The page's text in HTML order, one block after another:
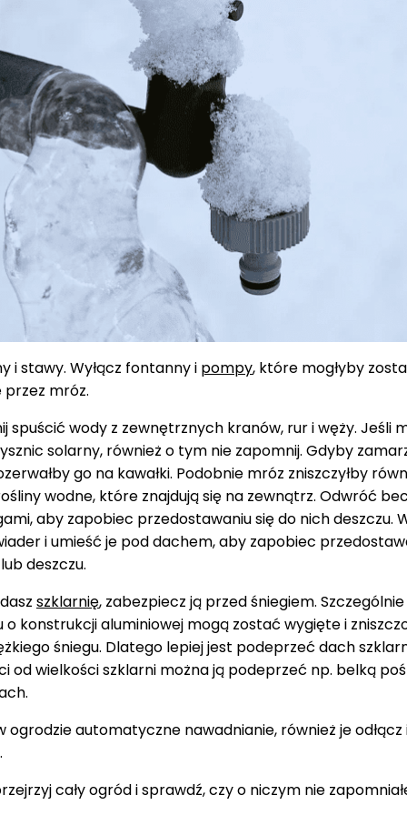
i stawy. Wyłącz fontanny i pompy, które mogłyby
przez mróz.
spuścić wody z zewnętrznych kranów, rur i węży. Jeśli
solarny, również o tym nie zapomnij. Gdyby
go na kawałki. Podobnie mróz zniszczyłby
wodne, które znajdują się na zewnątrz. Odwróć
aby zapobiec przedostawaniu się do nich deszczu.
i umieść je pod dachem, aby zapobiec
deszczu.
szklarnię, zabezpiecz ją przed śniegiem.
o konstrukcji aluminiowej mogą zostać wygięte i
śniegu. Dlatego lepiej jest podeprzeć dach
od wielkości szklarni można ją podeprzeć np. belką
ogrodzie automatyczne nawadnianie, również je odłącz
cały ogród i sprawdź, czy o niczym nie